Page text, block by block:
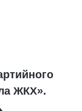
ЖКХ».